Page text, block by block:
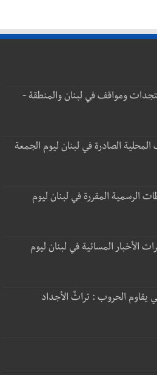
ومواقف في لبنان والمنطقة -
الصادرة في لبنان ليوم الجمعة
الرسمية المقررة في لبنان ليوم
الأخبار المسائية في لبنان ليوم
يقاوم الحروب : تراثٌ الأجداد